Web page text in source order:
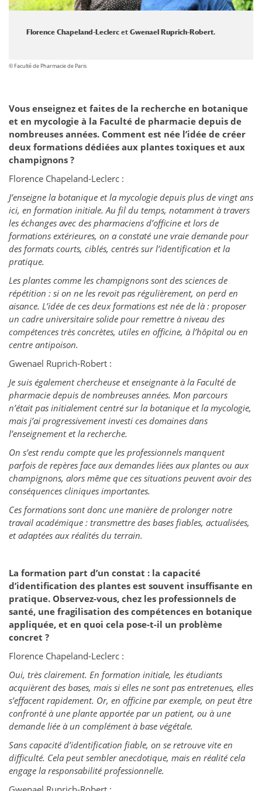
Florence Chapeland-Leclerc et Gwenael Ruprich-Robert.
© Faculté de Pharmacie de Paris
Vous enseignez et faites de la recherche en botanique
et en mycologie à la Faculté de pharmacie depuis de
nombreuses années. Comment est née l’idée de créer
deux formations dédiées aux plantes toxiques et aux
champignons ?
Florence Chapeland-Leclerc :
J’enseigne la botanique et la mycologie depuis plus de vingt ans
ici, en formation initiale. Au fil du temps, notamment à travers
les échanges avec des pharmaciens d’officine et lors de
formations extérieures, on a constaté une vraie demande pour
des formats courts, ciblés, centrés sur l’identification et la
pratique.
Les plantes comme les champignons sont des sciences de
répétition : si on ne les revoit pas régulièrement, on perd en
aisance. L’idée de ces deux formations est née de là : proposer
un cadre universitaire solide pour remettre à niveau des
compétences très concrètes, utiles en officine, à l’hôpital ou en
centre antipoison.
Gwenael Ruprich-Robert :
Je suis également chercheuse et enseignante à la Faculté de
pharmacie depuis de nombreuses années. Mon parcours
n’était pas initialement centré sur la botanique et la mycologie,
mais j’ai progressivement investi ces domaines dans
l’enseignement et la recherche.
On s’est rendu compte que les professionnels manquent
parfois de repères face aux demandes liées aux plantes ou aux
champignons, alors même que ces situations peuvent avoir des
conséquences cliniques importantes.
Ces formations sont donc une manière de prolonger notre
travail académique : transmettre des bases fiables, actualisées,
et adaptées aux réalités du terrain.
La formation part d’un constat : la capacité
d’identification des plantes est souvent insuffisante en
pratique. Observez-vous, chez les professionnels de
santé, une fragilisation des compétences en botanique
appliquée, et en quoi cela pose-t-il un problème
concret ?
Florence Chapeland-Leclerc :
Oui, très clairement. En formation initiale, les étudiants
acquièrent des bases, mais si elles ne sont pas entretenues, elles
s’effacent rapidement. Or, en officine par exemple, on peut être
confronté à une plante apportée par un patient, ou à une
demande liée à un complément à base végétale.
Sans capacité d’identification fiable, on se retrouve vite en
difficulté. Cela peut sembler anecdotique, mais en réalité cela
engage la responsabilité professionnelle.